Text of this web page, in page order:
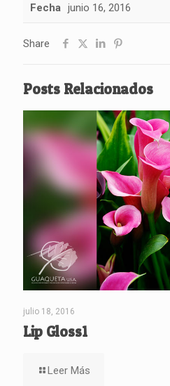
Fecha junio 16, 2016
Share
Posts Relacionados
julio 18, 2016
Lip Gloss1
Leer Más